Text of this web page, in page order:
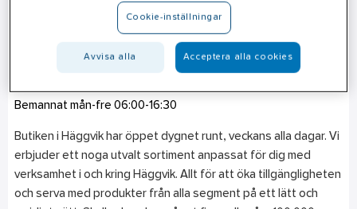
010-471 27 21
Bemannat mån-fre 06:00-16:30
Butiken i Häggvik har öppet dygnet runt, veckans alla dagar. Vi
erbjuder ett noga utvalt sortiment anpassat för dig med
verksamhet i och kring Häggvik. Allt för att öka tillgängligheten
och serva med produkter från alla segment på ett lätt och
Cookie-inställningar
Avvisa alla Acceptera alla cookies